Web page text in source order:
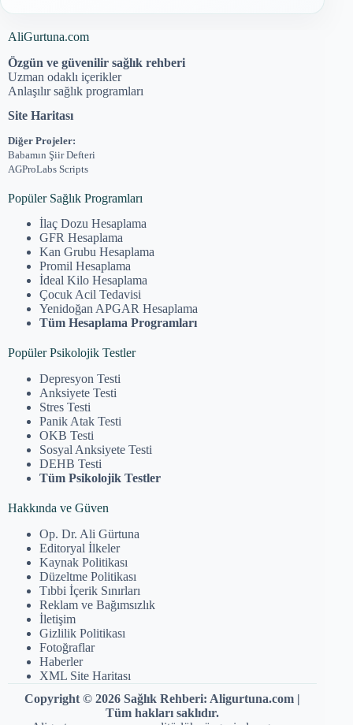
AliGurtuna.com
Özgün ve güvenilir sağlık rehberi
Uzman odaklı içerikler
Anlaşılır sağlık programları
Site Haritası
Diğer Projeler:
Babamın Şiir Defteri
AGProLabs Scripts
Popüler Sağlık Programları
İlaç Dozu Hesaplama
GFR Hesaplama
Kan Grubu Hesaplama
Promil Hesaplama
İdeal Kilo Hesaplama
Çocuk Acil Tedavisi
Yenidoğan APGAR Hesaplama
Tüm Hesaplama Programları
Popüler Psikolojik Testler
Depresyon Testi
Anksiyete Testi
Stres Testi
Panik Atak Testi
OKB Testi
Sosyal Anksiyete Testi
DEHB Testi
Tüm Psikolojik Testler
Hakkında ve Güven
Op. Dr. Ali Gürtuna
Editoryal İlkeler
Kaynak Politikası
Düzeltme Politikası
Tıbbi İçerik Sınırları
Reklam ve Bağımsızlık
İletişim
Gizlilik Politikası
Fotoğraflar
Haberler
XML Site Haritası
Copyright © 2026 Sağlık Rehberi: Aligurtuna.com |
Tüm hakları saklıdır.